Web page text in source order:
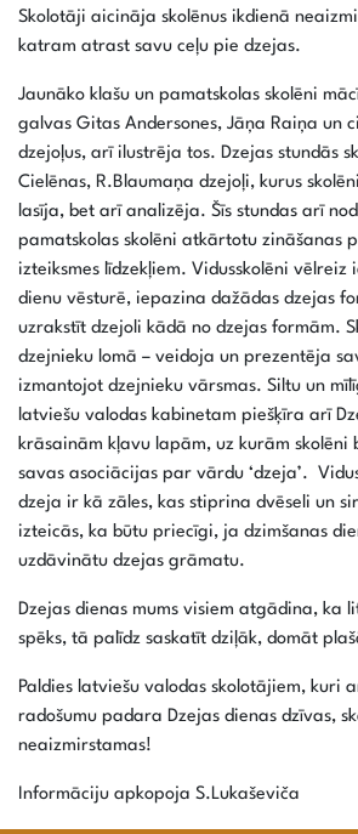
Skolotāji aicināja skolēnus ikdienā
katram atrast savu ceļu pie dzejas.
Jaunāko klašu un pamatskolas skolēni
galvas Gitas Andersones, Jāņa Raiņa un
dzejoļus, arī ilustrēja tos. Dzejas stundās
Cielēnas, R.Blaumaņa dzejoļi, kurus
lasīja, bet arī analizēja. Šīs stundas arī
pamatskolas skolēni atkārtotu zināšanas
izteiksmes līdzekļiem. Vidusskolēni vēlreiz
dienu vēsturē, iepazina dažādas dzejas
uzrakstīt dzejoli kādā no dzejas formām.
dzejnieku lomā – veidoja un prezentēja
izmantojot dzejnieku vārsmas. Siltu un
latviešu valodas kabinetam piešķīra arī
krāsainām kļavu lapām, uz kurām skolēni
savas asociācijas par vārdu ‘dzeja’.
dzeja ir kā zāles, kas stiprina dvēseli un
izteicās, ka būtu priecīgi, ja dzimšanas
uzdāvinātu dzejas grāmatu.
Dzejas dienas mums visiem atgādina, ka
spēks, tā palīdz saskatīt dziļāk, domāt
Paldies latviešu valodas skolotājiem, kuri
radošumu padara Dzejas dienas dzīvas,
neaizmirstamas!
Informāciju apkopoja S.Lukaševiča